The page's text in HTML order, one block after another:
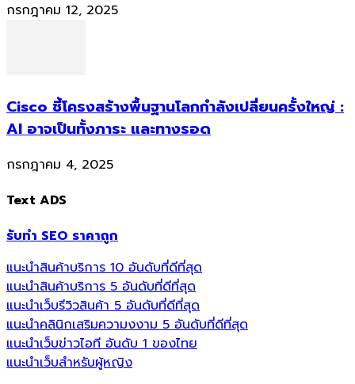
กรกฎาคม 12, 2025
Cisco ชี้โครงสร้างพื้นฐานโลกกำลังเปลี่ยนครั้งใหญ่ :
AI อาจเป็นทั้งภาระ และทางรอด
กรกฎาคม 4, 2025
Text ADS
รับทำ SEO ราคาถูก
แนะนำสินค้าบริการ 10 อันดับที่ดีที่สุด
แนะนำสินค้าบริการ 5 อันดับที่ดีที่สุด
แนะนำเว็บรีวิวสินค้า 5 อันดับที่ดีที่สุด
แนะนำคลินิกเสริมความงงาม 5 อันดับที่ดีที่สุด
แนะนำเว็บข่าวไอที อันดับ 1 ของไทย
แนะนำเว็บสำหรับผู้หญิง